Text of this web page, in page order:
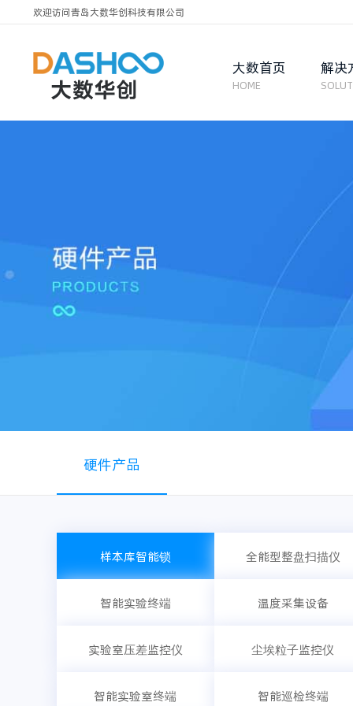
欢迎访问青岛大数华创科技有限公司
大数首页
HOME
解决
硬件产品
样本库智能锁 全能型整盘扫描仪
智能实验终端 温度采集设备
实验室压差监控仪 尘埃粒子监控仪
智能实验室终端 智能巡检终端